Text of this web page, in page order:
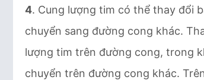
4. Cung lượng tim có thể thay đổi
chuyển sang đường cong khác.
lượng tim trên đường cong, trong
chuyển trên đường cong khác.